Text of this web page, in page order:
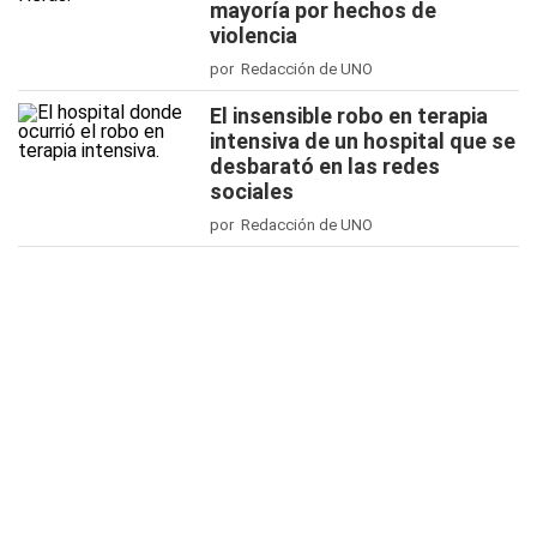
mayoría por hechos de
violencia
por Redacción de UNO
El insensible robo en terapia
intensiva de un hospital que se
desbarató en las redes
sociales
por Redacción de UNO